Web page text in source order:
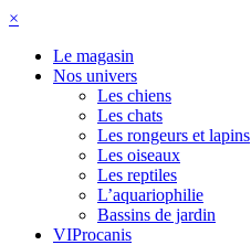
×
Le magasin
Nos univers
Les chiens
Les chats
Les rongeurs et lapins
Les oiseaux
Les reptiles
L’aquariophilie
Bassins de jardin
VIProcanis